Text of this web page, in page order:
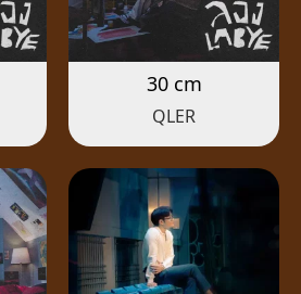
30 cm
QLER